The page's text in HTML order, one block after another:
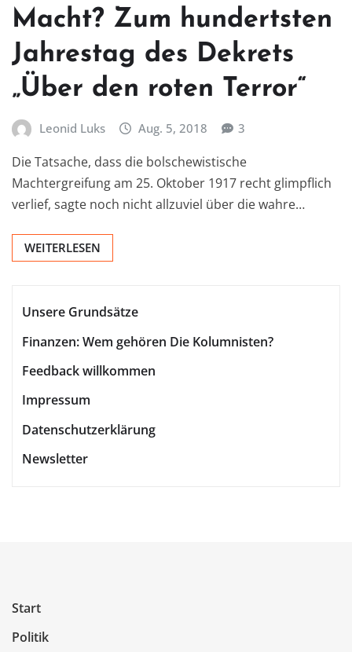
Macht? Zum hundertsten
Jahrestag des Dekrets
„Über den roten Terror“
Leonid Luks Aug. 5, 2018 3
Die Tatsache, dass die bolschewistische
Machtergreifung am 25. Oktober 1917 recht glimpflich
verlief, sagte noch nicht allzuviel über die wahre…
WEITERLESEN
Unsere Grundsätze
Finanzen: Wem gehören Die Kolumnisten?
Feedback willkommen
Impressum
Datenschutzerklärung
Newsletter
Start
Politik